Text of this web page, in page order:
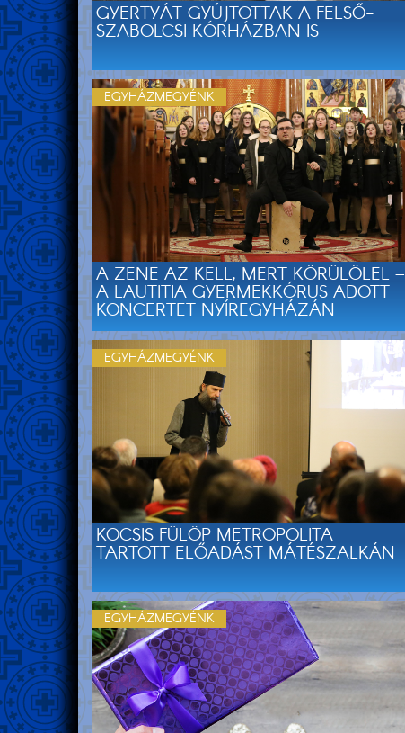
GYERTYÁT GYÚJTOTTAK A FELSŐ-
SZABOLCSI KÓRHÁZBAN IS
A ZENE AZ KELL, MERT KÖRÜLÖLEL –
A LAUTITIA GYERMEKKÓRUS ADOTT
KONCERTET NYÍREGYHÁZÁN
EGYHÁZMEGYÉNK
KOCSIS FÜLÖP METROPOLITA
TARTOTT ELŐADÁST MÁTÉSZALKÁN
EGYHÁZMEGYÉNK
EGYHÁZMEGYÉNK